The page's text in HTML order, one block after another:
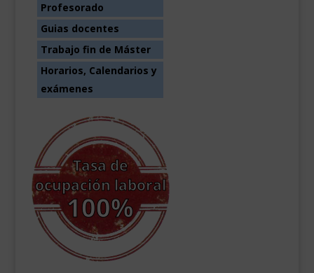
Profesorado
Guias docentes
Trabajo fin de Máster
Horarios, Calendarios y
exámenes